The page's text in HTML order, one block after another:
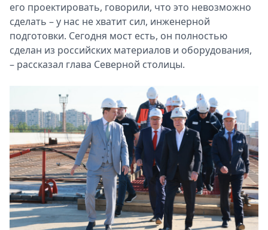
его проектировать, говорили, что это невозможно
сделать – у нас не хватит сил, инженерной
подготовки. Сегодня мост есть, он полностью
сделан из российских материалов и оборудования,
– рассказал глава Северной столицы.